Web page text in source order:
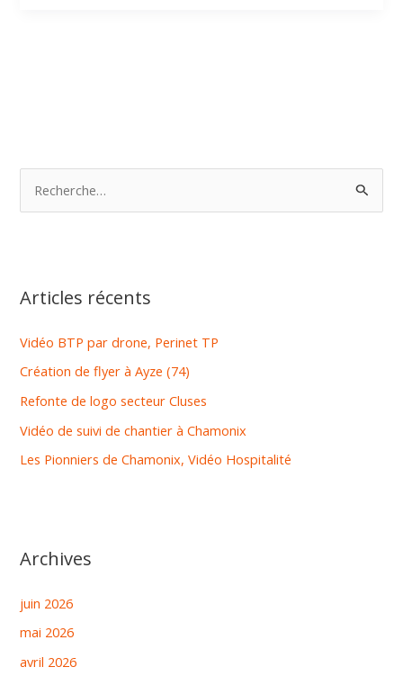
e
e
c
h
e
r
Articles récents
Vidéo BTP par drone, Perinet TP
Création de flyer à Ayze (74)
Refonte de logo secteur Cluses
Vidéo de suivi de chantier à Chamonix
Les Pionniers de Chamonix, Vidéo Hospitalité
Archives
juin 2026
mai 2026
avril 2026